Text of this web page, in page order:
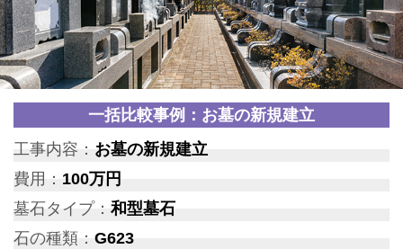
一括比較事例：お墓の新規建立
工事内容： お墓の新規建立
費用： 100万円
墓石タイプ：和型墓石
石の種類： G623